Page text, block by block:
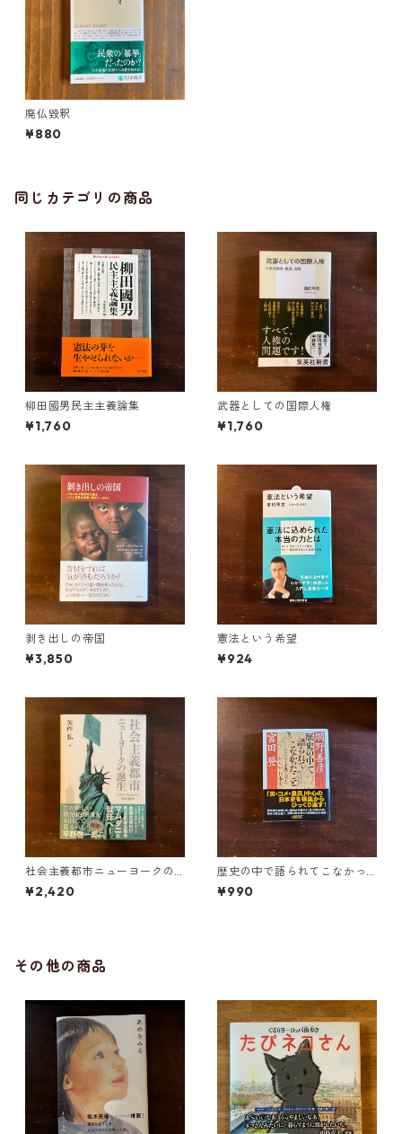
廃仏毀釈
¥880
同じカテゴリの商品
柳田國男民主主義論集
¥1,760
武器としての国際人権
¥1,760
剥き出しの帝国
¥3,850
憲法という希望
¥924
社会主義都市ニューヨークの
誕生
¥2,420
歴史の中で語られてこなかっ
たこと
¥990
その他の商品